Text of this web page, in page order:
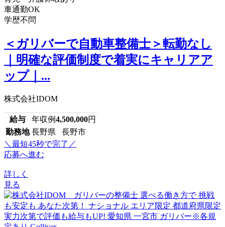
車通勤OK
学歴不問
＜ガリバーで自動車整備士＞転勤なし
｜明確な評価制度で着実にキャリアア
ップ｜...
株式会社IDOM
給与 年収例4,500,000円
勤務地 長野県 長野市
＼最短45秒で完了／
応募へ進む
詳しく
見る